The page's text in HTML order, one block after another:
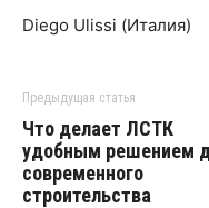
Diego Ulissi (Италия)
Предыдущая статья
Что делает ЛСТК
удобным решением
современного
строительства